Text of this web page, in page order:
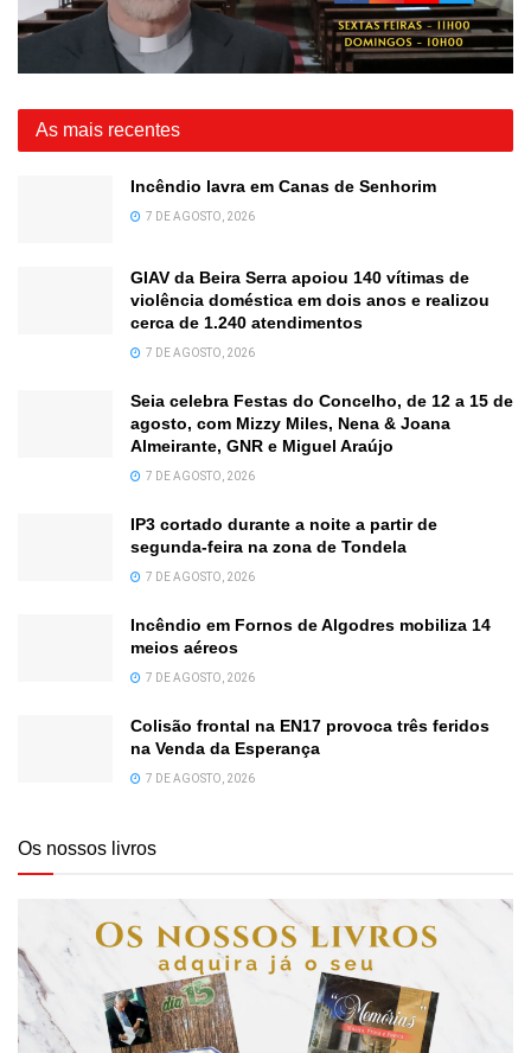
As mais recentes
Incêndio lavra em Canas de Senhorim
7 DE AGOSTO, 2026
GIAV da Beira Serra apoiou 140 vítimas de
violência doméstica em dois anos e realizou
cerca de 1.240 atendimentos
7 DE AGOSTO, 2026
Seia celebra Festas do Concelho, de 12 a 15 de
agosto, com Mizzy Miles, Nena & Joana
Almeirante, GNR e Miguel Araújo
7 DE AGOSTO, 2026
IP3 cortado durante a noite a partir de
segunda-feira na zona de Tondela
7 DE AGOSTO, 2026
Incêndio em Fornos de Algodres mobiliza 14
meios aéreos
7 DE AGOSTO, 2026
Colisão frontal na EN17 provoca três feridos
na Venda da Esperança
7 DE AGOSTO, 2026
Os nossos livros